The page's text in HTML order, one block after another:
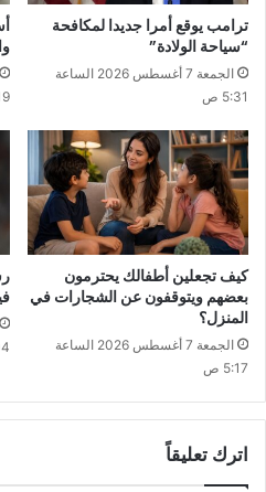
ترامب يوقع أمرا جديدا لمكافحة
“سياحة الولادة”
الجمعة 7 أغسطس 2026 الساعة
5:31 ص
كيف تجعلين أطفالك يحترمون
بعضهم ويتوقفون عن الشجارات في
المنزل؟
الجمعة 7 أغسطس 2026 الساعة
5:17 ص
اترك تعليقاً